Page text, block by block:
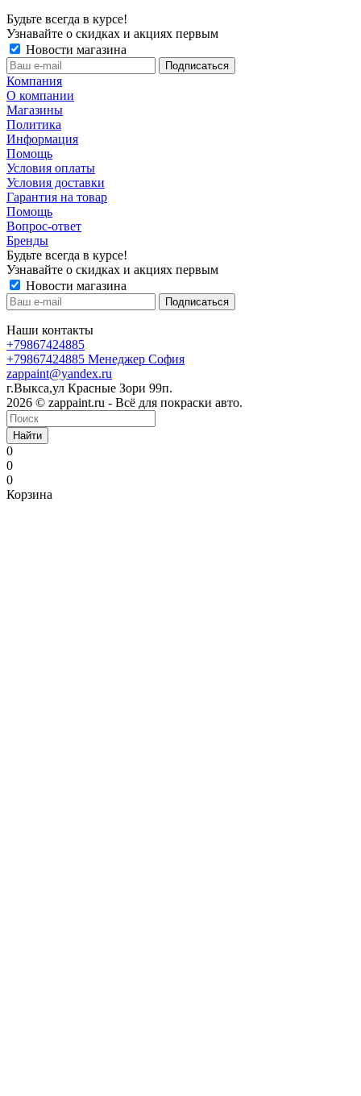
Будьте всегда в курсе!
Узнавайте о скидках и акциях первым
Новости магазина
Компания
О компании
Магазины
Политика
Информация
Помощь
Условия оплаты
Условия доставки
Гарантия на товар
Помощь
Вопрос-ответ
Бренды
Будьте всегда в курсе!
Узнавайте о скидках и акциях первым
Новости магазина
Наши контакты
+79867424885
+79867424885 Менеджер София
zappaint@yandex.ru
г.Выкса,ул Красные Зори 99п.
2026 © zappaint.ru - Всё для покраски авто.
Найти
0
0
0
Корзина